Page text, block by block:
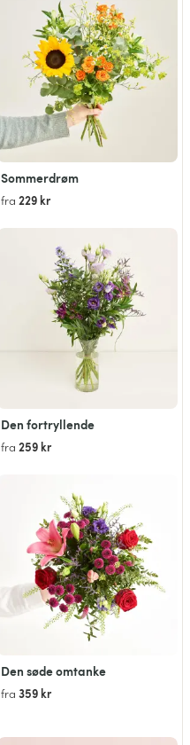
Sommerdrøm
fra 229 kr
Den fortryllende
fra 259 kr
Den søde omtanke
fra 359 kr